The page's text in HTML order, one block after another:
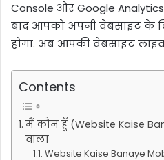
Console और Google
बाद आपको अपनी वेबसाइट के
होगा. अब आपकी वेबसाइट
Contents
मैं कौन हूँ (Website Kaise
वाला
Website Kaise Banaye